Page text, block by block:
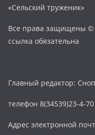
«Сельский труженик»
Все права защищены ©
ссылка обязательна
Главный редактор:
телефон 8(34539)23-4-70
Адрес электронной